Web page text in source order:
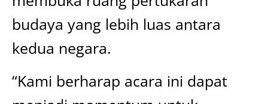
budaya yang lebih luas antara
kedua negara.
“Kami berharap acara ini dapat